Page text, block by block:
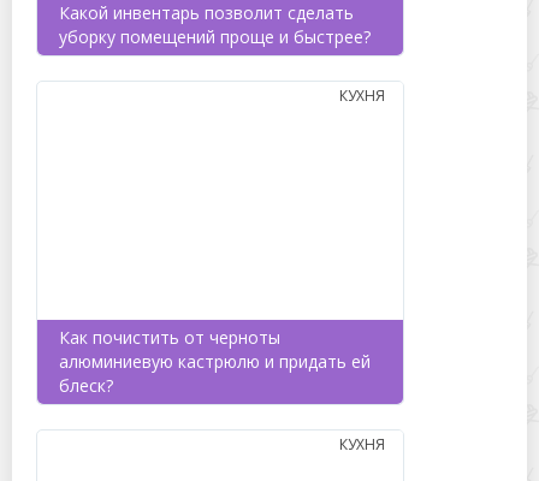
Какой инвентарь позволит сделать
уборку помещений проще и быстрее?
Как почистить от черноты
алюминиевую кастрюлю и придать ей
блеск?
КУХНЯ
КУХНЯ